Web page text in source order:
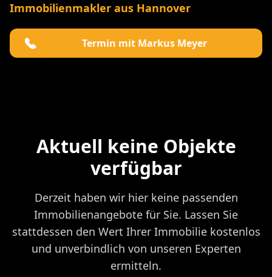
Immobilienmakler aus Hannover
Termin mit Markus Meyer
Aktuell keine Objekte
verfügbar
Derzeit haben wir hier keine passenden
Immobilienangebote für Sie. Lassen Sie
stattdessen den Wert Ihrer Immobilie kostenlos
und unverbindlich von unseren Experten
ermitteln.